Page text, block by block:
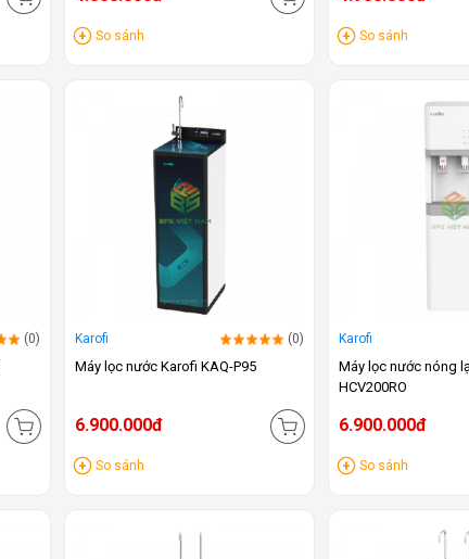
So sánh So sánh
(0) Karofi (0)
Máy lọc nước Karofi KAQ-P95
6.900.000đ
So sánh
Karofi
Máy lọc nước nóng
HCV200RO
6.900.000đ
So sánh